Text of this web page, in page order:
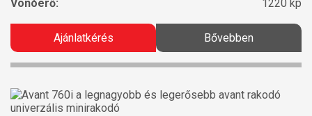
Vonóerő:
1220 kp
Ajánlatkérés Bővebben